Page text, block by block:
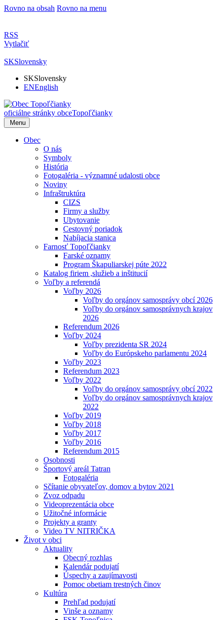
Rovno na obsah Rovno na menu
RSS
Vytlačiť
SKSlovensky
SKSlovensky
ENEnglish
oficiálne stránky obceTopoľčianky
Menu
Obec
O nás
Symboly
História
Fotogaléria - významné udalosti obce
Noviny
Infraštruktúra
CIZS
Firmy a služby
Ubytovanie
Cestovný poriadok
Nabíjacia stanica
Farnosť Topoľčianky
Farské oznamy
Program Škapuliarskej púte 2022
Katalog firiem ,služieb a inštitucií
Voľby a referendá
Voľby 2026
Voľby do orgánov samosprávy obcí 2026
Voľby do orgánov samosprávnych krajov
2026
Referendum 2026
Voľby 2024
Voľby prezidenta SR 2024
Voľby do Európskeho parlamentu 2024
Voľby 2023
Referendum 2023
Voľby 2022
Voľby do orgánov samosprávy obcí 2022
Voľby do orgánov samosprávnych krajov
2022
Voľby 2019
Voľby 2018
Voľby 2017
Voľby 2016
Referendum 2015
Osobnosti
Športový areál Tatran
Fotogaléria
Sčítanie obyvateľov, domov a bytov 2021
Zvoz odpadu
Videoprezentácia obce
Užitočné informácie
Projekty a granty
Video TV NITRIČKA
Život v obci
Aktuality
Obecný rozhlas
Kalendár podujatí
Úspechy a zaujímavosti
Pomoc obetiam trestných činov
Kultúra
Prehľad podujatí
Vinše a oznamy